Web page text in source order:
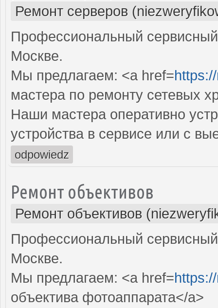
Ремонт серверов
Профессиональный
Москве.
Мы предлагаем: <a href=
мастера по ремонту сетевых
Наши мастера оперативно
устройства в сервисе или с
odpowiedz
Ремонт объективов
Ремонт объективов
Профессиональный
Москве.
Мы предлагаем: <a href=
объектива фотоаппарата</a>